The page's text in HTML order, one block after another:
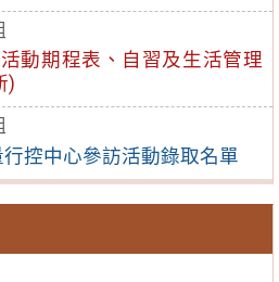
動期程表、自習及生活管理
)
控中心參訪活動錄取名單